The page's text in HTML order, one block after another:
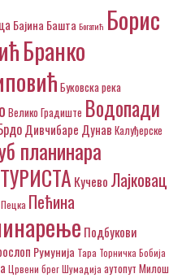
Бајина Башта Богатић Борис
Бранко
Буковска река
Велико Градиште Водопади
Дивчибаре Дунав Калуђерске
планинара
Кучево Лајковац
Пецка Пећина
Подбукови
Румунија Тара Торничка Бобија
Црвени брегШумадија аутопут Милош